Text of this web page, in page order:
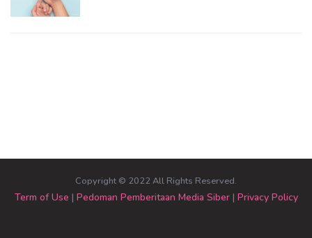
Copyright © 2022 All Rights Reserved.
Term of Use | Pedoman Pemberitaan Media Siber| Privacy Policy